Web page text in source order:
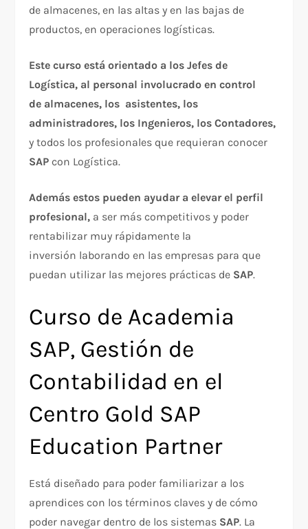
de almacenes, en las altas y en las bajas de
productos, en operaciones logísticas.
Este curso está orientado a los Jefes de
Logística, al personal involucrado en control
de almacenes, los asistentes, los
administradores, los Ingenieros, los Contadores,
y todos los profesionales que requieran conocer
SAP con Logística.
Además estos pueden ayudar a elevar el perfil
profesional, a ser más competitivos y poder
rentabilizar muy rápidamente la
inversión laborando en las empresas para que
puedan utilizar las mejores prácticas de SAP.
Curso de Academia
SAP, Gestión de
Contabilidad en el
Centro Gold SAP
Education Partner
Está diseñado para poder familiarizar a los
aprendices con los términos claves y de cómo
poder navegar dentro de los sistemas SAP. La